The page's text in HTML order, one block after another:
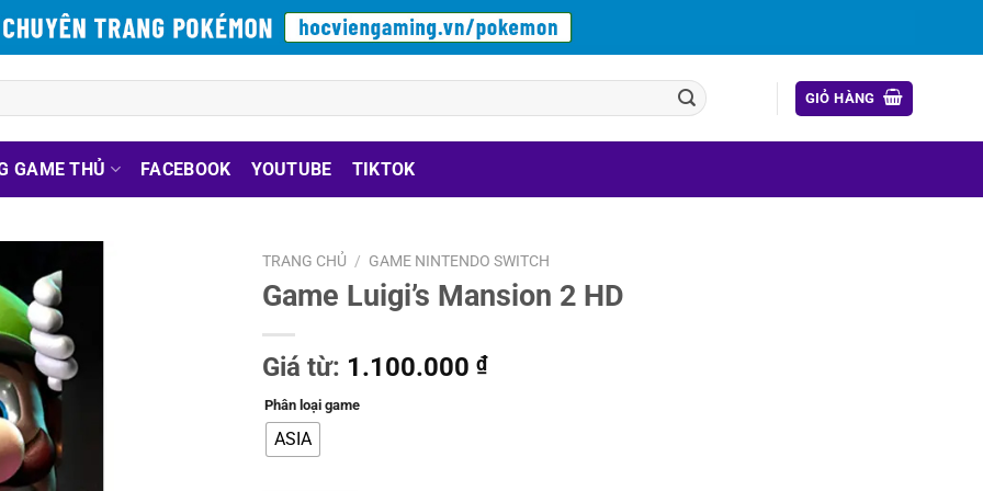
GIỎ HÀNG
GAME THỦ FACEBOOK YOUTUBE TIKTOK
TRANG CHỦ / GAME NINTENDO SWITCH
Game Luigi’s Mansion 2 HD
Giá từ: 1.100.000 ₫
Phân loại game
ASIA